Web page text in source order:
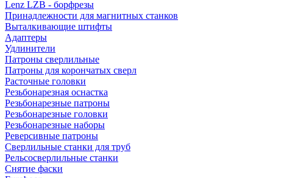
Lenz LZB - борфрезы
Принадлежности для магнитных станков
Выталкивающие штифты
Адаптеры
Удлинители
Патроны сверлильные
Патроны для корончатых сверл
Расточные головки
Резьбонарезная оснастка
Резьбонарезные патроны
Резьбонарезные головки
Резьбонарезные наборы
Реверсивные патроны
Сверлильные станки для труб
Рельсосверлильные станки
Снятие фаски